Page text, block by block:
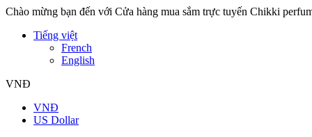
Chào mừng bạn đến với Cửa hàng mua sắm trực tuyến Chikki
Tiếng việt
French
English
VNĐ
VNĐ
US Dollar